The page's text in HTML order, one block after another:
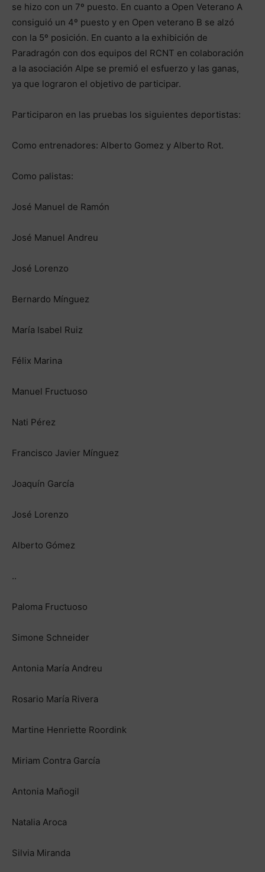
se hizo con un 7º puesto. En cuanto a Open Veterano A
consiguió un 4º puesto y en Open veterano B se alzó
con la 5º posición. En cuanto a la exhibición de
Paradragón con dos equipos del RCNT en colaboración
a la asociación Alpe se premió el esfuerzo y las ganas,
ya que lograron el objetivo de participar.
Participaron en las pruebas los siguientes deportistas:
Como entrenadores: Alberto Gomez y Alberto Rot.
Como palistas:
José Manuel de Ramón
José Manuel Andreu
José Lorenzo
Bernardo Mínguez
María Isabel Ruiz
Félix Marina
Manuel Fructuoso
Nati Pérez
Francisco Javier Mínguez
Joaquín García
José Lorenzo
Alberto Gómez
..
Paloma Fructuoso
Simone Schneider
Antonia María Andreu
Rosario María Rivera
Martine Henriette Roordink
Miriam Contra García
Antonia Mañogil
Natalia Aroca
Silvia Miranda